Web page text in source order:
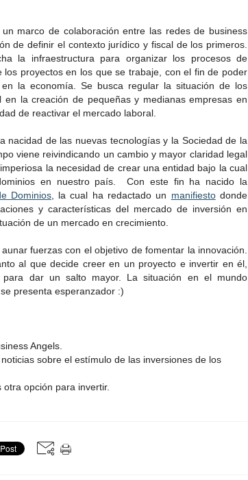
marco de colaboración entre las redes de business
de definir el contexto jurídico y fiscal de los primeros.
la infraestructura para organizar los procesos de
proyectos en los que se trabaje, con el fin de poder
la economía. Se busca regular la situación de los
en la creación de pequeñas y medianas empresas en
de reactivar el mercado laboral.
nacidad de las nuevas tecnologías y la Sociedad de la
viene reivindicando un cambio y mayor claridad legal
la necesidad de crear una entidad bajo la cual
en nuestro país. Con este fin ha nacido la
Dominios, la cual ha redactado un manifiestodonde
y características del mercado de inversión en
de un mercado en crecimiento.
fuerzas con el objetivo de fomentar la innovación.
al que decide creer en un proyecto e invertir en él,
dar un salto mayor. La situación en el mundo
presenta esperanzador :)
Angels.
sobre el estímulo de las inversiones de los
otra opción para invertir.